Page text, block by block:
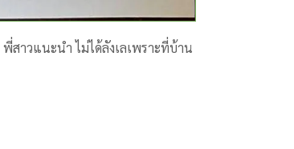
พี่สาวแนะนำ ไม่ได้ลังเลเพราะที่บ้าน